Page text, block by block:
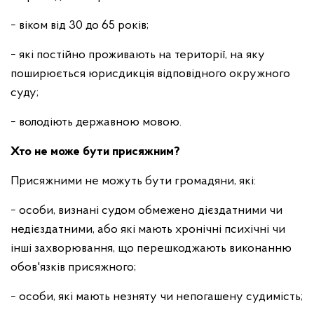
− віком від 30 до 65 років;
− які постійно проживають на території, на яку
поширюється юрисдикція відповідного окружного
суду;
− володіють державною мовою.
Хто не може бути присяжним?
Присяжними не можуть бути громадяни, які:
− особи, визнані судом обмежено дієздатними чи
недієздатними, або які мають хронічні психічні чи
інші захворювання, що перешкоджають виконанню
обов'язків присяжного;
− особи, які мають незняту чи непогашену судимість;